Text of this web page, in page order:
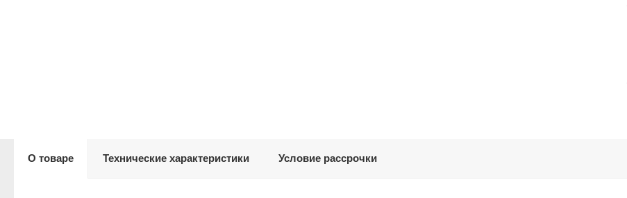
О товаре Технические характеристики Условие рассрочки